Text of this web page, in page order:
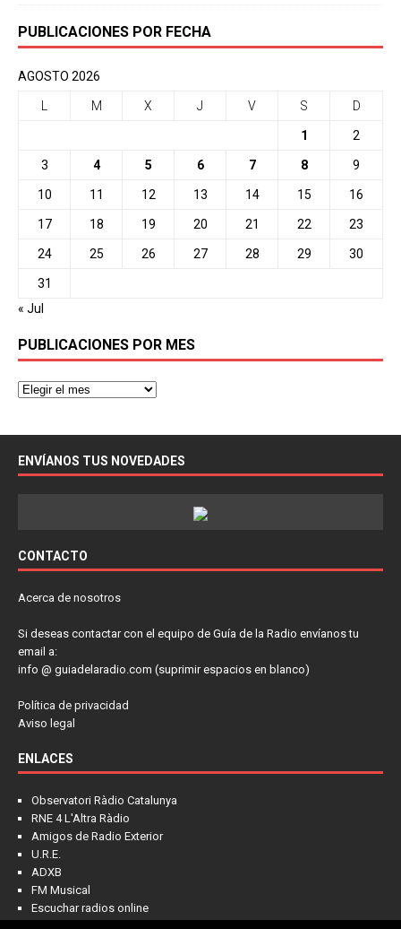
PUBLICACIONES POR FECHA
AGOSTO 2026
L M X J V S D
1 2
3 4 5 6 7 8 9
10 11 12 13 14 15 16
17 18 19 20 21 22 23
24 25 26 27 28 29 30
31
« Jul
PUBLICACIONES POR MES
ENVÍANOS TUS NOVEDADES
CONTACTO
Acerca de nosotros
Si deseas contactar con el equipo de Guía de la Radio envíanos tu
email a:
info @ guiadelaradio.com (suprimir espacios en blanco)
Política de privacidad
Aviso legal
ENLACES
Observatori Ràdio Catalunya
RNE 4 L'Altra Ràdio
Amigos de Radio Exterior
U.R.E.
ADXB
FM Musical
Escuchar radios online